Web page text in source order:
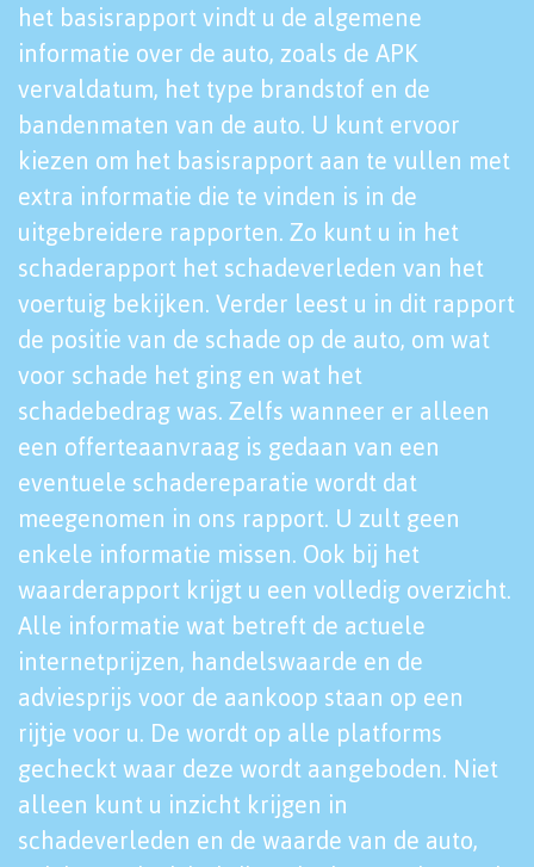
het basisrapport vindt u de algemene
informatie over de auto, zoals de APK
vervaldatum, het type brandstof en de
bandenmaten van de auto. U kunt ervoor
kiezen om het basisrapport aan te vullen met
extra informatie die te vinden is in de
uitgebreidere rapporten. Zo kunt u in het
schaderapport het schadeverleden van het
voertuig bekijken. Verder leest u in dit rapport
de positie van de schade op de auto, om wat
voor schade het ging en wat het
schadebedrag was. Zelfs wanneer er alleen
een offerteaanvraag is gedaan van een
eventuele schadereparatie wordt dat
meegenomen in ons rapport. U zult geen
enkele informatie missen. Ook bij het
waarderapport krijgt u een volledig overzicht.
Alle informatie wat betreft de actuele
internetprijzen, handelswaarde en de
adviesprijs voor de aankoop staan op een
rijtje voor u. De wordt op alle platforms
gecheckt waar deze wordt aangeboden. Niet
alleen kunt u inzicht krijgen in
schadeverleden en de waarde van de auto,